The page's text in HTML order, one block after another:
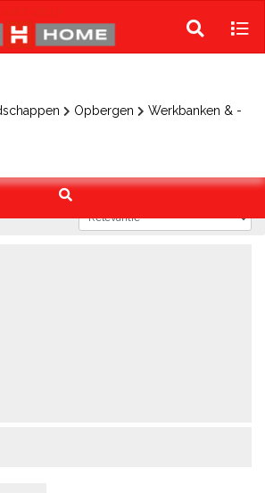
Toggle
search
Opbergen
Werkbanken & -